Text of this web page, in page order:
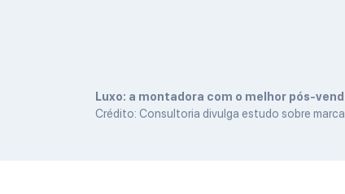
Luxo: a montadora com o melhor pós-
Crédito: Consultoria divulga estudo sobre